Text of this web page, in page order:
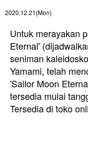
2020.12.21(Mon)
Untuk merayakan
Eternal'
seniman
Yamami, telah
'Sailor Moon
tersedia mulai
Tersedia di toko